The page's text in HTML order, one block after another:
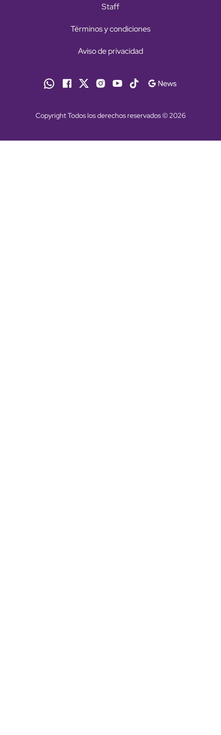
Staff
Términos y condiciones
Aviso de privacidad
Copyright Todos los derechos reservados © 2026